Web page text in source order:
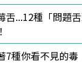
舌...12種「問題
7種你看不見的毒